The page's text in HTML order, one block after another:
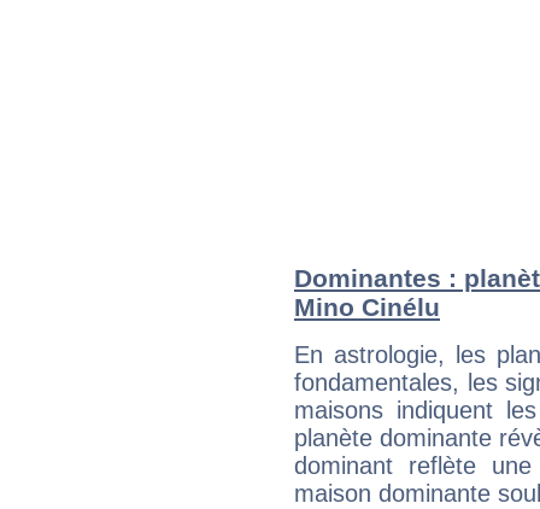
Dominantes :
Mino Cinélu
En astrologie, les
fondamentales, les
maisons indiquent
planète dominante
dominant reflète
maison dominante